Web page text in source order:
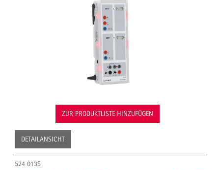
ZUR PRODUKTLISTE HINZUFÜGEN
DETAILANSICHT
524 013S